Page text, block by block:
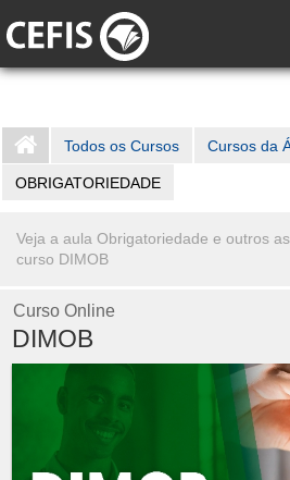
Todos os Cursos Cursos da
OBRIGATORIEDADE
Veja a aula Obrigatoriedade e outros
curso DIMOB
Curso Online
DIMOB